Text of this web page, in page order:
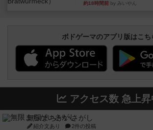
約18時間前 by みいやん
ボドゲーマのアプリ版はこち
アクセス数 急上昇
無限まちがいさがし
紹介文あり 2件の投稿